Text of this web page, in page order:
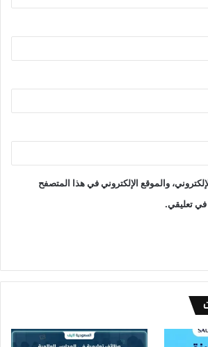
والموقع الإلكتروني في هذا المتصفح
في تعليقي.